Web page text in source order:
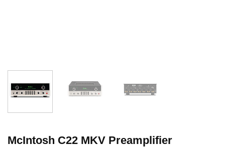
McIntosh C22 MKV Preamplifier